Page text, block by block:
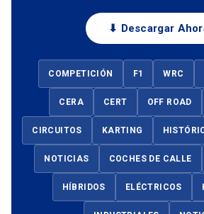
⬇ Descargar
COMPETICIÓN F1 WRC
CERA CERT OFF ROAD
CIRCUITOS KARTING
NOTICIAS COCHES DE CALLE
HÍBRIDOS ELÉCTRICOS